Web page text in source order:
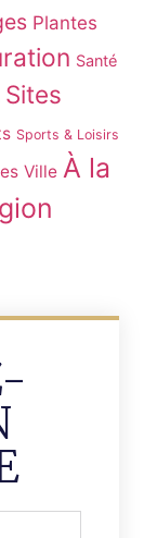
Plantes
Santé
Sites
Sports & Loisirs
Ville À la